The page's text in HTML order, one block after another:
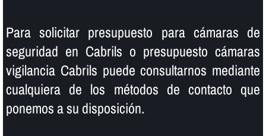
Para solicitar presupuesto para cámaras de
seguridad en Cabrils o presupuesto cámaras
vigilancia Cabrils puede consultarnos mediante
cualquiera de los métodos de contacto que
ponemos a su disposición.